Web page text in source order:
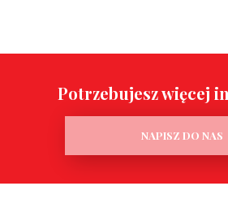
Potrzebujesz więcej
NAPISZ DO NAS